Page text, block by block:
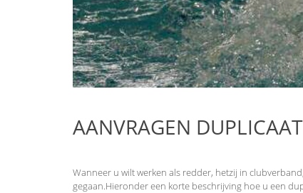
AANVRAGEN
Wanneer u wilt werken als redder, hetzij in
gegaan.Hieronder een korte beschrijving hoe u een